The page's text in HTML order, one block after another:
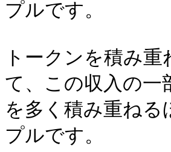
プルです。
トークンを積み
て、この収入の一
を多く積み重ね
プルです。